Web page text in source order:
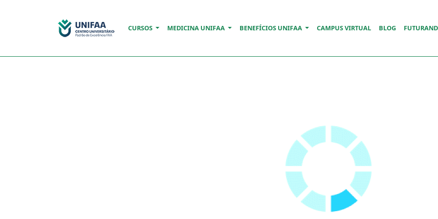
CURSOS MEDICINA UNIFAA BENEFÍCIOS UNIFAA CAMPUS VIRTUAL BLOG